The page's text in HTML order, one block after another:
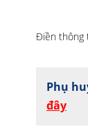
Điền thông
Phụ
đây